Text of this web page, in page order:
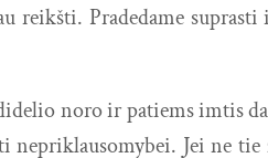
reikšti. Pradedame
noro ir patiems imtis
Jei ne